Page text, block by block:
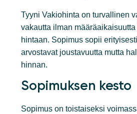
Tyyni Vakiohinta on turvallinen
vakautta ilman
hintaan. Sopimus sopii
arvostavat joustavuutta mutta
hinnan.
Sopimuksen kesto
Sopimus on toistaiseksi